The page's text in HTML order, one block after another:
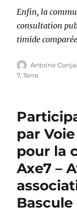
Enfin, la
consultation
timide
Auteur
Antoine
7,Terre
par
pour la
Axe7 –
Bascule